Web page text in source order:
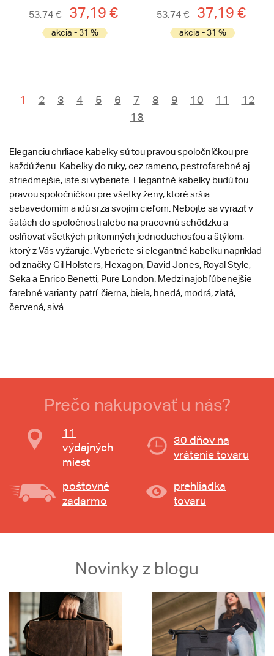
53,74 € 37,19 €
akcia - 31 %
53,74 € 37,19 €
akcia - 31 %
1 2 3 4 5 6 7 8 9 10 11
12
13
Eleganciu chrliace kabelky sú tou pravou spoločníčkou pre
každú ženu. Kabelky do ruky, cez rameno, pestrofarebné aj
striedmejšie, iste si vyberiete. Elegantné kabelky budú tou
pravou spoločníčkou pre všetky ženy, ktoré sršia
sebavedomím a idú si za svojím cieľom. Nebojte sa vyraziť v
šatách do spoločnosti alebo na pracovnú schôdzku a
oslňovať všetkých prítomných jednoduchosťou a štýlom,
ktorý z Vás vyžaruje. Vyberiete si elegantné kabelku napríklad
od značky Gil Holsters, Hexagon, David Jones, Royal Style,
Seka a Enrico Benetti, Pure London. Medzi najobľúbenejšie
farebné varianty patrí: čierna, biela, hnedá, modrá, zlatá,
červená, sivá ...
Prečo nakupovať u nás?
11
výdajných
miest
30 dňov na
vrátenie tovaru
poštovné
zadarmo
prehliadka
tovaru
Novinky z blogu